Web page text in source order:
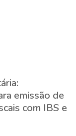
emissão de
com IBS e